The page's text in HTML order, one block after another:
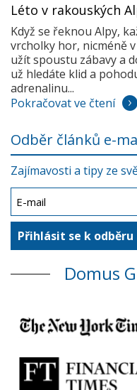
Léto v rakouských
Když se řeknou Alpy,
vrcholky hor, nicméně
užít spoustu zábavy a
už hledáte klid a
adrenalinu...
Pokračovat ve čtení
Odběr článků e-
Zajímavosti a tipy ze
Domus